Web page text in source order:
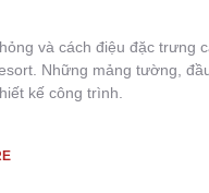
và cách điệu đặc trưng
Những mảng tường,
kế công trình.